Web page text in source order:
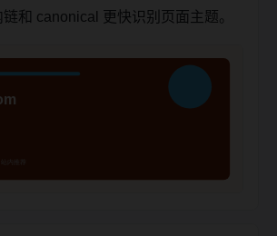
和 canonical 更快识别页面主题。